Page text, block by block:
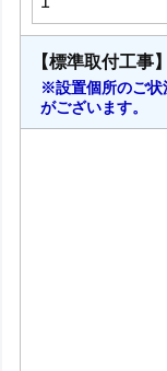
【標準取付工事】
※設置個所のご状
がございます。